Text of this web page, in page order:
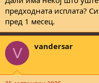
предходната исплата?
пред 1 месец.
V vandersar